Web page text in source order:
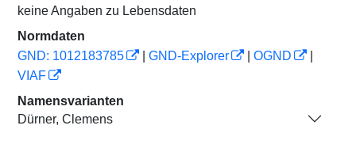
keine Angaben zu Lebensdaten
Normdaten
GND: 1012183785
GND-Explorer OGND
VIAF
Namensvarianten
Dürner, Clemens